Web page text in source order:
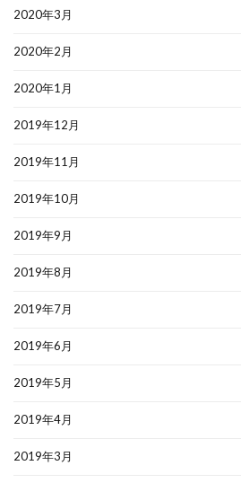
2020年3月
2020年2月
2020年1月
2019年12月
2019年11月
2019年10月
2019年9月
2019年8月
2019年7月
2019年6月
2019年5月
2019年4月
2019年3月